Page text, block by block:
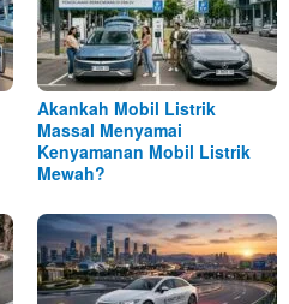
Akankah Mobil Listrik
Massal Menyamai
Kenyamanan Mobil Listrik
Mewah?